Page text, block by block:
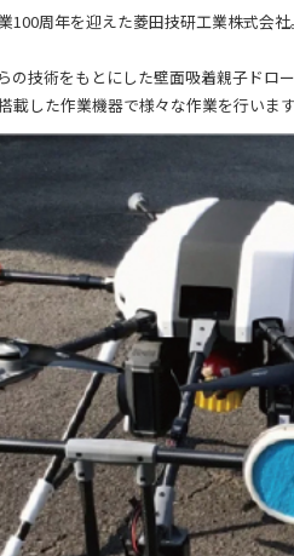
企業 海外拠点リスト
100周年を迎えた菱田技研工業株式会
の技術をもとにした壁面吸着親子ド
載した作業機器で様々な作業を行いま